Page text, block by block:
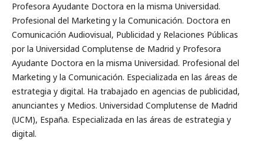
Profesora Ayudante Doctora en la misma Universidad.
Profesional del Marketing y la Comunicación. Doctora en
Comunicación Audiovisual, Publicidad y Relaciones Públicas
por la Universidad Complutense de Madrid y Profesora
Ayudante Doctora en la misma Universidad. Profesional del
Marketing y la Comunicación. Especializada en las áreas de
estrategia y digital. Ha trabajado en agencias de publicidad,
anunciantes y Medios. Universidad Complutense de Madrid
(UCM), España. Especializada en las áreas de estrategia y
digital.